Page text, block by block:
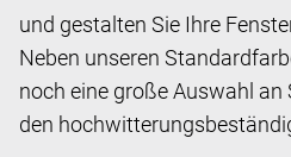
und gestalten Sie Ihre
Neben unseren
noch eine große Auswahl an
den